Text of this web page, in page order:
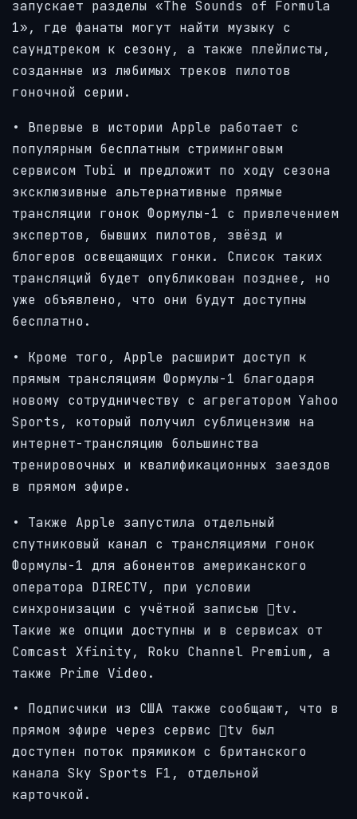
запускает разделы «The Sounds of Formula
1», где фанаты могут найти музыку с
саундтреком к сезону, а также плейлисты,
созданные из любимых треков пилотов
гоночной серии.
• Впервые в истории Apple работает с
популярным бесплатным стриминговым
сервисом Tubi и предложит по ходу сезона
эксклюзивные альтернативные прямые
трансляции гонок Формулы-1 с привлечением
экспертов, бывших пилотов, звёзд и
блогеров освещающих гонки. Список таких
трансляций будет опубликован позднее, но
уже объявлено, что они будут доступны
бесплатно.
• Кроме того, Apple расширит доступ к
прямым трансляциям Формулы-1 благодаря
новому сотрудничеству с агрегатором Yahoo
Sports, который получил сублицензию на
интернет-трансляцию большинства
тренировочных и квалификационных заездов
в прямом эфире.
• Также Apple запустила отдельный
спутниковый канал с трансляциями гонок
Формулы-1 для абонентов американского
оператора DIRECTV, при условии
синхронизации с учётной записью tv.
Такие же опции доступны и в сервисах от
Comcast Xfinity, Roku Channel Premium, а
также Prime Video.
• Подписчики из США также сообщают, что в
прямом эфире через сервис tv был
доступен поток прямиком с британского
канала Sky Sports F1, отдельной
карточкой.